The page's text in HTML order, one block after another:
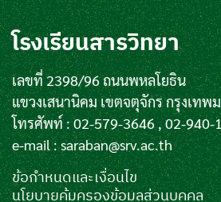
โรงเรียนสารวิทยา
เลขที่ 2398/96 ถนนพหลโยธิน
แขวงเสนานิคม เขตจตุจักร กรุงเทพ
โทรศัพท์ : 02-579-3646 , 02-940-
e-mail :saraban@srv.ac.th
ข้อกำหนดและเงื่อนไข
นโยบายคุ้มครองข้อมูลส่วนบุคคล